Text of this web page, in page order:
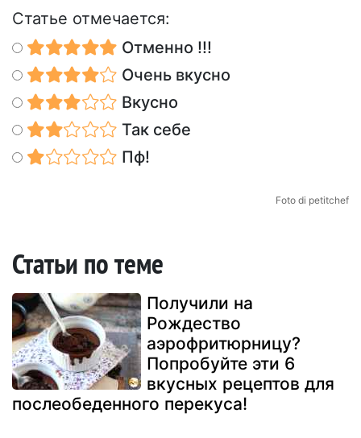
Статье отмечается:
Отменно !!!
Очень вкусно
Вкусно
Так себе
Пф!
Foto di petitchef
Статьи по теме
Получили на
Рождество
аэрофритюрницу?
Попробуйте эти 6
вкусных рецептов для
послеобеденного перекуса!